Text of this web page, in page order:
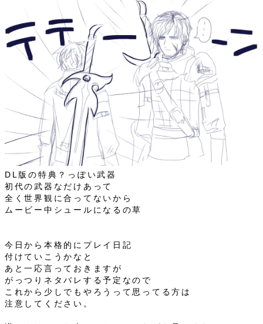
DL版の特典？っぽい武器
初代の武器なだけあって
全く世界観に合ってないから
ムービー中シュールになるの草
今日から本格的にプレイ日記
付けていこうかなと
あと一応言っておきますが
がっつりネタバレする予定なので
これから少しでもやろうって思ってる方は
注意してください。